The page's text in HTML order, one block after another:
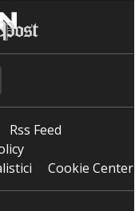
Rss Feed
Cookie Center